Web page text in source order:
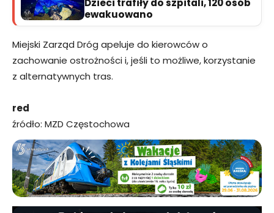
Dzieci trafiły do szpitali, 120 osób
ewakuowano
Miejski Zarząd Dróg apeluje do kierowców o
zachowanie ostrożności i, jeśli to możliwe, korzystanie
z alternatywnych tras.
red
źródło: MZD Częstochowa